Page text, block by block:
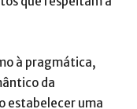
à pragmática,
da
estabelecer uma